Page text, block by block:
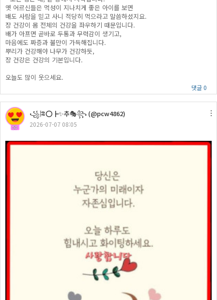
옛 어르신들은 먹성이 지나치게 좋은 아이를 보면
배도 사람을 믿고 사니 적당히 먹으라고 말씀하셨지요.
장 건강이 몸 전체의 건강을 좌우하기 때문입니다.
배가 아프면 곧바로 두통과 무력감이 생기고,
마음에도 짜증과 불만이 가득해집니다.
뿌리가 건강해야 나무가 건강하듯,
장 건강은 건강의 기본입니다.
오늘도 많이 웃으세요.
댓글 0
50
꧁🎏⭕┣✨추🎭꧂ (@pcw4862)
2026-07-07 08:05